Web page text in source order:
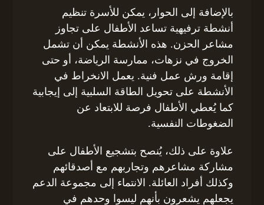
بالإضافة إلى الحوار، يمكن للأسرة تنظيم
أنشطة ترفيهية تساعد الأطفال على تجاوز
مشاعر الحزن. هذه الأنشطة يمكن أن تشمل
الخروج في نزهات، ممارسة الرياضة، أو حتى
إقامة ورش عمل فنية. يعمل الانخراط في
الأنشطة على تحويل الطاقة السلبية إلى إيجابية
كما يُعطي الأطفال فرصة للابتعاد عن
الضغوطات النفسية.
علاوة على ذلك، يُنصح بتشجيع الأطفال على
مشاركة مشاعرهم وتجاربهم مع أصدقائهم
وكذلك أفراد العائلة. الانتماء إلى مجموعة الدعم
يجعلهم يشعرون بأنهم ليسوا وحدهم في